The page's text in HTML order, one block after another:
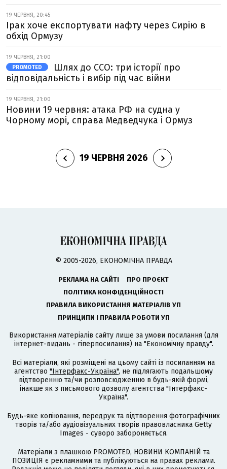
19 ЧЕРВНЯ, 20:45
Ірак хоче експортувати нафту через Сирію в
обхід Ормузу
19 ЧЕРВНЯ, 21:00
PROMOTED
Шлях до ССО: три історії про
відповідальність і вибір під час війни
19 ЧЕРВНЯ, 21:00
Новини 19 червня: атака РФ на судна у
Чорному морі, справа Медведчука і Ормуз
19 ЧЕРВНЯ 2026
© 2005-2026, ЕКОНОМІЧНА ПРАВДА
РЕКЛАМА НА САЙТІ
ПРО ПРОЄКТ
ПОЛІТИКА КОНФІДЕНЦІЙНОСТІ
ПРАВИЛА ВИКОРИСТАННЯ МАТЕРІАЛІВ УП
ПРИНЦИПИ І ПРАВИЛА РОБОТИ УП
Використання матеріалів сайту лише за умови посилання (для
інтернет-видань - гіперпосилання) на "Економічну правду".
Всі матеріали, які розміщені на цьому сайті із посиланням на
агентство "Інтерфакс-Україна", не підлягають подальшому
відтворенню та/чи розповсюдженню в будь-якій формі,
інакше як з письмового дозволу агентства "Інтерфакс-
Україна".
Будь-яке копіювання, передрук та відтворення фотографічних
творів та/або аудіовізуальних творів правовласника Getty
Images - суворо забороняється.
Матеріали з плашкою PROMOTED, НОВИНИ КОМПАНІЙ та
ПОЗИЦІЯ є рекламними та публікуються на правах реклами.